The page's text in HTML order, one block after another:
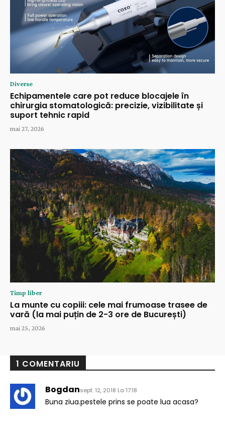
Diverse
Echipamentele care pot reduce blocajele în
chirurgia stomatologică: precizie, vizibilitate și
suport tehnic rapid
mai 27, 2026
Timp liber
La munte cu copiii: cele mai frumoase trasee de
vară (la mai puțin de 2-3 ore de București)
mai 25, 2026
1 COMENTARIU
Bogdansept. 12, 2018 La 17:18
Buna ziua.pestele prins se poate lua acasa?